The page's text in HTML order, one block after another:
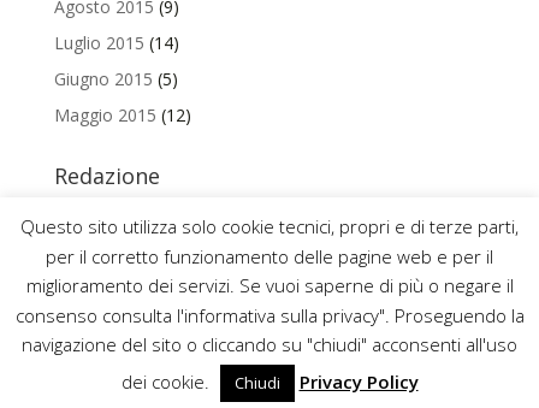
Agosto 2015 (9)
Luglio 2015 (14)
Giugno 2015 (5)
Maggio 2015 (12)
Redazione
uniamo@uniurb.it
2016 ©UNIVERSITÀ DEGLI STUDI DI URBINO CARLO BO
P.IVA 00448830414 – CODICE FISCALE 82002850418
Questo sito utilizza solo cookie tecnici, propri e di terze parti,
per il corretto funzionamento delle pagine web e per il
miglioramento dei servizi. Se vuoi saperne di più o negare il
consenso consulta l'informativa sulla privacy". Proseguendo la
navigazione del sito o cliccando su "chiudi" acconsenti all'uso
dei cookie.
Chiudi Privacy Policy